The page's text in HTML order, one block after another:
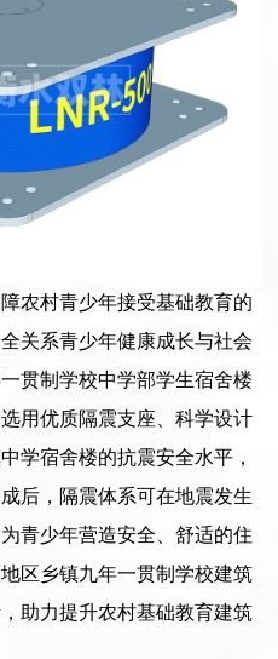
农村青少年接受基础教育的
关系青少年健康成长与社会
贯制学校中学部学生宿舍楼
用优质隔震支座、科学设计
学宿舍楼的抗震安全水平，
后，隔震体系可在地震发生
青少年营造安全、舒适的住
区乡镇九年一贯制学校建筑
助力提升农村基础教育建筑